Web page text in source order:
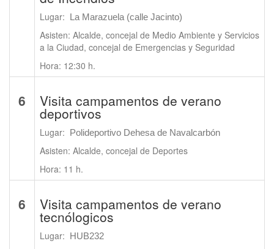
Lugar: La Marazuela (calle Jacinto)
Asisten: Alcalde, concejal de Medio Ambiente y Servicios
a la Ciudad, concejal de Emergencias y Seguridad
Hora: 12:30 h.
6 Visita campamentos de verano
deportivos
Lugar: Polideportivo Dehesa de Navalcarbón
Asisten: Alcalde, concejal de Deportes
Hora: 11 h.
6 Visita campamentos de verano
tecnólogicos
Lugar: HUB232